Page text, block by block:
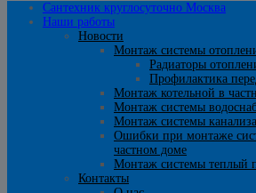
Сантехник круглосуточно Москва
Наши работы
Новости
Монтаж системы
Радиаторы
Профилактика
Монтаж котельной в
Монтаж системы
Монтаж системы
Ошибки при монтаже
частном доме
Монтаж системы теплый
Контакты